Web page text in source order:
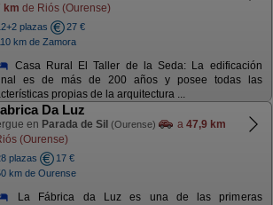
km de Riós (Ourense)
plazas
27 €
km de Zamora
Casa Rural El Taller de la Seda: La edificación
es de más de 200 años y posee todas las
propias de la arquitectura ...
Da Luz
en Parada de Sil (Ourense) a 47,9 km
(Ourense)
plazas
17 €
km de Ourense
La Fábrica da Luz es una de las primeras